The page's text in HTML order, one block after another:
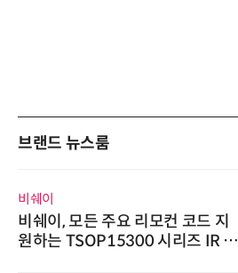
브랜드 뉴스룸
비쉐이
비쉐이, 모든 주요 리모컨 코드 지
원하는 TSOP15300 시리즈 IR 수